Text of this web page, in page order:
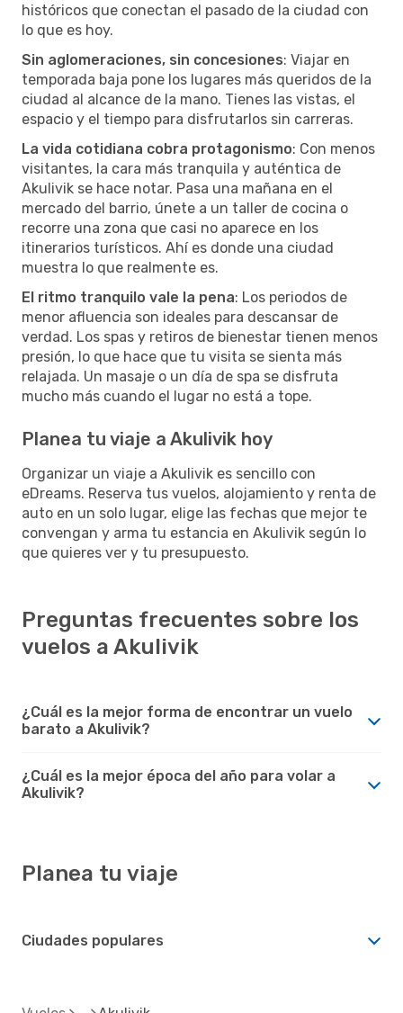
históricos que conectan el pasado de la ciudad con
lo que es hoy.
Sin aglomeraciones, sin concesiones: Viajar en
temporada baja pone los lugares más queridos de la
ciudad al alcance de la mano. Tienes las vistas, el
espacio y el tiempo para disfrutarlos sin carreras.
La vida cotidiana cobra protagonismo: Con menos
visitantes, la cara más tranquila y auténtica de
Akulivik se hace notar. Pasa una mañana en el
mercado del barrio, únete a un taller de cocina o
recorre una zona que casi no aparece en los
itinerarios turísticos. Ahí es donde una ciudad
muestra lo que realmente es.
El ritmo tranquilo vale la pena: Los periodos de
menor afluencia son ideales para descansar de
verdad. Los spas y retiros de bienestar tienen menos
presión, lo que hace que tu visita se sienta más
relajada. Un masaje o un día de spa se disfruta
mucho más cuando el lugar no está a tope.
Planea tu viaje a Akulivik hoy
Organizar un viaje a Akulivik es sencillo con
eDreams. Reserva tus vuelos, alojamiento y renta de
auto en un solo lugar, elige las fechas que mejor te
convengan y arma tu estancia en Akulivik según lo
que quieres ver y tu presupuesto.
Preguntas frecuentes sobre los
vuelos a Akulivik
¿Cuál es la mejor forma de encontrar un vuelo
barato a Akulivik?
¿Cuál es la mejor época del año para volar a
Akulivik?
Planea tu viaje
Ciudades populares